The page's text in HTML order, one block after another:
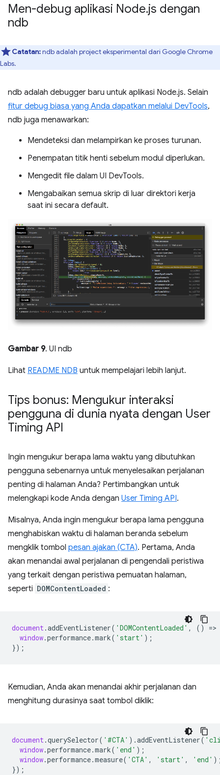
Men-debug aplikasi Node.js dengan
ndb
Catatan:ndb adalah project eksperimental dari Google Chrome
Labs.
ndb adalah debugger baru untuk aplikasi Node.js. Selain
fitur debug biasa yang Anda dapatkan melalui DevTools,
ndb juga menawarkan:
Mendeteksi dan melampirkan ke proses turunan.
Penempatan titik henti sebelum modul diperlukan.
Mengedit file dalam UI DevTools.
Mengabaikan semua skrip di luar direktori kerja
saat ini secara default.
Gambar 9. UI ndb
Lihat README NDB untuk mempelajari lebih lanjut.
Tips bonus: Mengukur interaksi
pengguna di dunia nyata dengan User
Timing API
Ingin mengukur berapa lama waktu yang dibutuhkan
pengguna sebenarnya untuk menyelesaikan perjalanan
penting di halaman Anda? Pertimbangkan untuk
melengkapi kode Anda dengan User Timing API.
Misalnya, Anda ingin mengukur berapa lama pengguna
menghabiskan waktu di halaman beranda sebelum
mengklik tombol pesan ajakan (CTA). Pertama, Anda
akan menandai awal perjalanan di pengendali peristiwa
yang terkait dengan peristiwa pemuatan halaman,
seperti DOMContentLoaded :
document.addEventListener( 'DOMContentLoaded' , () =>
window.performance.mark( 'start' );
});
Kemudian, Anda akan menandai akhir perjalanan dan
menghitung durasinya saat tombol diklik:
document.querySelector( '#CTA' ).addEventListener(
window.performance.mark( 'end' );
window.performance.measure( 'CTA' , 'start' , 'end'
});